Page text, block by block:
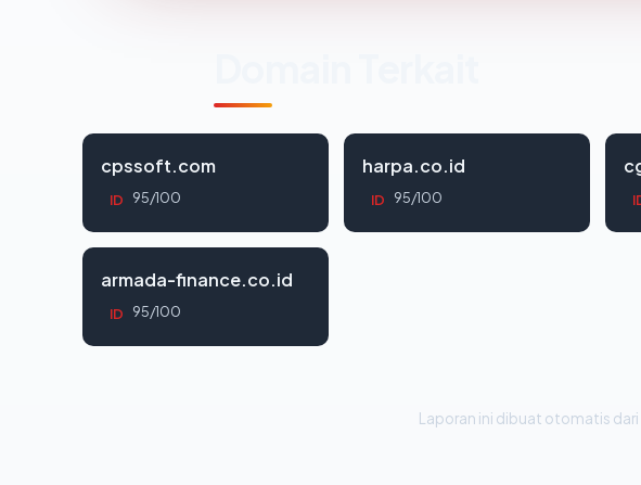
cpssoft.com
ID 95/100
harpa.co.id
ID 95/100
armada-finance.co.id
ID 95/100
Laporan ini dibuat otomatis dari